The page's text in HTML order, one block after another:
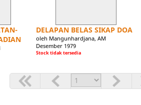
DELAPAN BELAS SIKAP DOA
oleh Mangunhardjana, AM
Desember 1979
Stock tidak tersedia